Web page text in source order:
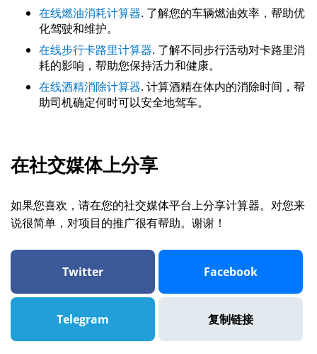
在线燃油消耗计算器. 了解您的车辆燃油效率，帮助优
化驾驶和维护。
在线步行卡路里计算器. 了解不同步行活动对卡路里消
耗的影响，帮助您保持活力和健康。
在线酒精消除计算器. 计算酒精在体内的消除时间，帮
助司机确定何时可以安全地驾车。
在社交媒体上分享
如果您喜欢，请在您的社交媒体平台上分享计算器。对您来
说很简单，对项目的推广很有帮助。谢谢！
Twitter Facebook
Telegram 复制链接